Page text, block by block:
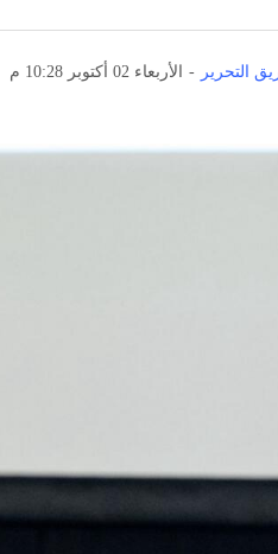
التحرير - الأربعاء 02 أكتوبر 10:28 م